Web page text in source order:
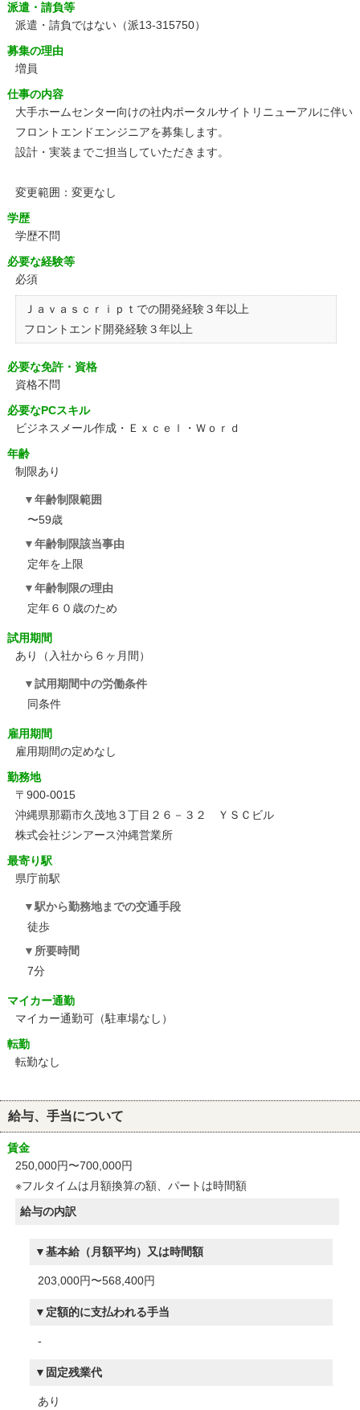
派遣・請負等
派遣・請負ではない（派13-315750）
募集の理由
増員
仕事の内容
大手ホームセンター向けの社内ポータルサイトリニューアルに伴い
フロントエンドエンジニアを募集します。
設計・実装までご担当していただきます。
変更範囲：変更なし
学歴
学歴不問
必要な経験等
必須
Ｊａｖａｓｃｒｉｐｔでの開発経験３年以上
フロントエンド開発経験３年以上
必要な免許・資格
資格不問
必要なPCスキル
ビジネスメール作成・Ｅｘｃｅｌ・Ｗｏｒｄ
年齢
制限あり
年齢制限範囲
〜59歳
年齢制限該当事由
定年を上限
年齢制限の理由
定年６０歳のため
試用期間
あり（入社から６ヶ月間）
試用期間中の労働条件
同条件
雇用期間
雇用期間の定めなし
勤務地
〒900-0015
沖縄県那覇市久茂地３丁目２６－３２ ＹＳＣビル
株式会社ジンアース沖縄営業所
最寄り駅
県庁前駅
駅から勤務地までの交通手段
徒歩
所要時間
7分
マイカー通勤
マイカー通勤可（駐車場なし）
転勤
転勤なし
給与、手当について
賃金
250,000円〜700,000円
※フルタイムは月額換算の額、パートは時間額
給与の内訳
基本給（月額平均）又は時間額
203,000円〜568,400円
定額的に支払われる手当
-
固定残業代
あり